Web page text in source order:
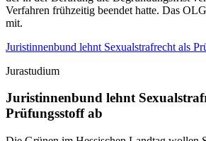
Verfahren frühzeitig beendet hatte. Das
mit.
Juristinnenbund lehnt Sexualstrafrecht als
Jurastudium
Juristinnenbund lehnt
Prüfungsstoff ab